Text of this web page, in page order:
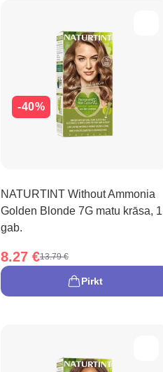
-40%
NATURTINT Without Ammonia
Golden Blonde 7G matu krāsa, 1
gab.
8.27 €13.79 €
Pirkt